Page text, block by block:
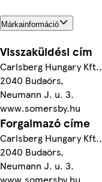
Márkainformáció
Visszaküldési cím
Carlsberg Hungary Kft.,
2040 Budaörs,
Neumann J. u. 3.
www.somersby.hu
Forgalmazó címe
Carlsberg Hungary Kft.,
2040 Budaörs,
Neumann J. u. 3.